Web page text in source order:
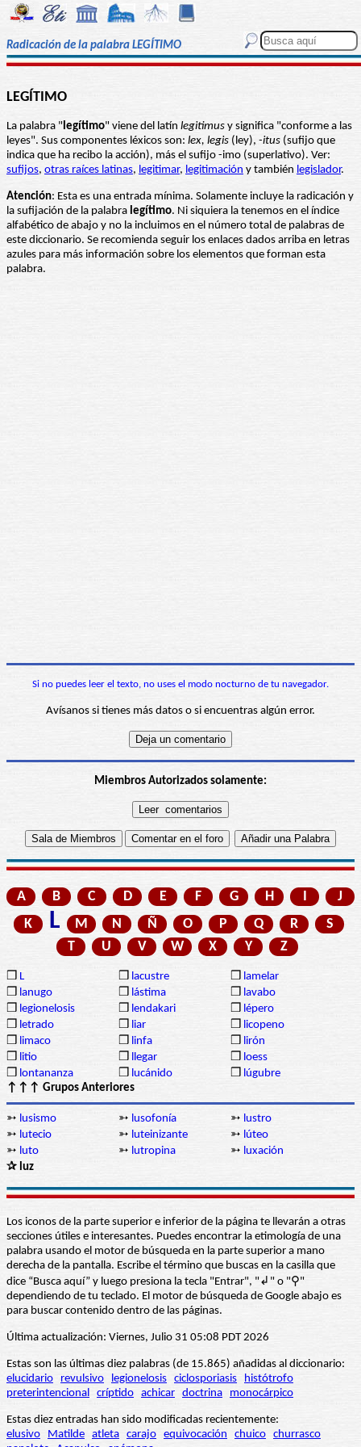
Radicación de la palabra LEGÍTIMO
LEGÍTIMO
La palabra "legítimo" viene del latín legitimus y significa "conforme a las
leyes". Sus componentes léxicos son: lex, legis (ley), -itus (sufijo que
indica que ha recibo la acción), más el sufijo -imo (superlativo). Ver:
sufijos, otras raíces latinas, legitimar, legitimación y también legislador.
Atención: Esta es una entrada mínima. Solamente incluye la radicación y
la sufijación de la palabra legítimo. Ni siquiera la tenemos en el índice
alfabético de abajo y no la incluimos en el número total de palabras de
este diccionario. Se recomienda seguir los enlaces dados arriba en letras
azules para más información sobre los elementos que forman esta
palabra.
Si no puedes leer el texto, no uses el modo nocturno de tu navegador.
Avísanos si tienes más datos o si encuentras algún error.
Miembros Autorizados solamente:
A B C D E F G H I
J
K
L M N Ñ O P Q R
S
T
U V W X Y Z
❒ L ❒ lacustre ❒ lamelar
❒ lanugo ❒ lástima ❒ lavabo
❒ legionelosis ❒ lendakari ❒ lépero
❒ letrado ❒ liar ❒ licopeno
❒ limaco ❒ linfa ❒ lirón
❒ litio ❒ llegar ❒ loess
❒ lontananza ❒ lucánido ❒ lúgubre
↑↑↑ Grupos Anteriores
➳ lusismo ➳ lusofonía ➳ lustro
➳ lutecio ➳ luteinizante ➳ lúteo
➳ luto ➳ lutropina ➳ luxación
✰ luz
Los iconos de la parte superior e inferior de la página te llevarán a otras
secciones útiles e interesantes. Puedes encontrar la etimología de una
palabra usando el motor de búsqueda en la parte superior a mano
derecha de la pantalla. Escribe el término que buscas en la casilla que
dice “Busca aquí” y luego presiona la tecla "Entrar", "↲" o "⚲"
dependiendo de tu teclado. El motor de búsqueda de Google abajo es
para buscar contenido dentro de las páginas.
Última actualización: Viernes, Julio 31 05:08 PDT 2026
Estas son las últimas diez palabras (de 15.865) añadidas al diccionario:
elucidario
revulsivo legionelosis ciclosporiasis
histótrofo
preterintencional críptido achicar doctrina monocárpico
Estas diez entradas han sido modificadas recientemente:
elusivo
Matilde atleta carajo equivocación chuico churrasco